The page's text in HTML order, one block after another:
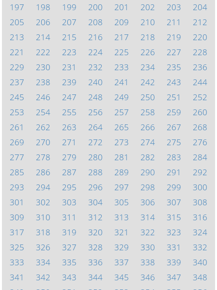
197
198 199 200 201 202 203
204
205
206 207 208 209 210 211
212
213
214 215 216 217 218 219
220
221
222 223 224 225 226 227
228
229
230 231 232 233 234 235
236
237
238 239 240 241 242 243
244
245
246 247 248 249 250 251
252
253
254 255 256 257 258 259
260
261
262 263 264 265 266 267
268
269
270 271 272 273 274 275
276
277
278 279 280 281 282 283
284
285
286 287 288 289 290 291
292
293
294 295 296 297 298 299
300
301
302 303 304 305 306 307
308
309
310 311 312 313 314 315
316
317
318 319 320 321 322 323
324
325
326 327 328 329 330 331
332
333
334 335 336 337 338 339
340
341
342 343 344 345 346 347
348